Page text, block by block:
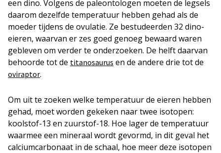
een dino. Volgens de paleontologen moeten de legsels
daarom dezelfde temperatuur hebben gehad als de
moeder tijdens de ovulatie. Ze bestudeerden 32 dino-
eieren, waarvan er zes goed genoeg bewaard waren
gebleven om verder te onderzoeken. De helft daarvan
behoorde tot de titanosaurus en de andere drie tot de
oviraptor.
Om uit te zoeken welke temperatuur de eieren hebben
gehad, moet worden gekeken naar twee isotopen:
koolstof-13 en zuurstof-18. Hoe lager de temperatuur
waarmee een mineraal wordt gevormd, in dit geval het
calciumcarbonaat in de schaal, hoe meer deze isotopen